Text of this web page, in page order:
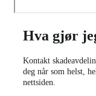
Hva gjør
Kontakt
deg når som helst,
nettsiden.